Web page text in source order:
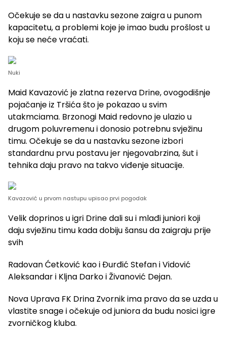
Očekuje se da u nastavku sezone zaigra u punom
kapacitetu, a problemi koje je imao budu prošlost u
koju se neće vraćati.
Nuki
Maid Kavazović je zlatna rezerva Drine, ovogodišnje
pojačanje iz Tršića što je pokazao u svim
utakmciama. Brzonogi Maid redovno je ulazio u
drugom poluvremenu i donosio potrebnu svježinu
timu. Očekuje se da u nastavku sezone izbori
standardnu prvu postavu jer njegovabrzina, šut i
tehnika daju pravo na takvo viđenje situacije.
Kavazović u prvom nastupu upisao prvi pogodak
Velik doprinos u igri Drine dali su i mlađi juniori koji
daju svježinu timu kada dobiju šansu da zaigraju prije
svih
Radovan Ćetković kao i Đurđić Stefan i Vidović
Aleksandar i Kljna Darko i Živanović Dejan.
Nova Uprava FK Drina Zvornik ima pravo da se uzda u
vlastite snage i očekuje od juniora da budu nosici igre
zvorničkog kluba.